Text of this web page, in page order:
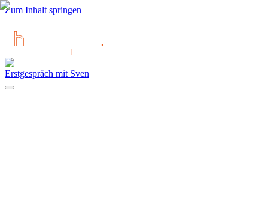
Zum Inhalt springen
Erstgespräch mit Sven